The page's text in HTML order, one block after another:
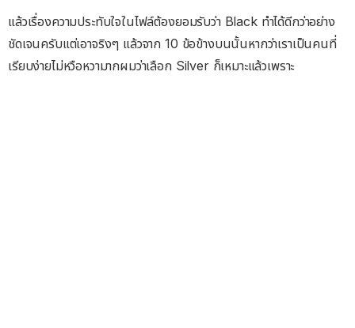
แล้วเรื่องความประทับใจในไฟล์ต้องยอมรับว่า Black ทำได้ดีกว่าอย่าง
ชัดเจนครับแต่เอาจริงๆ แล้วจาก 10 ข้อข้างบนนั้นหากว่าเราเป็นคนที่
เรียบง่ายไม่หวือหวามากผมว่าเลือก Silver ก็เหมาะแล้วเพราะ